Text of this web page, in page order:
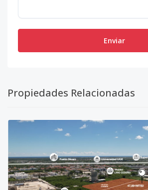
Enviar
Propiedades Relacionadas